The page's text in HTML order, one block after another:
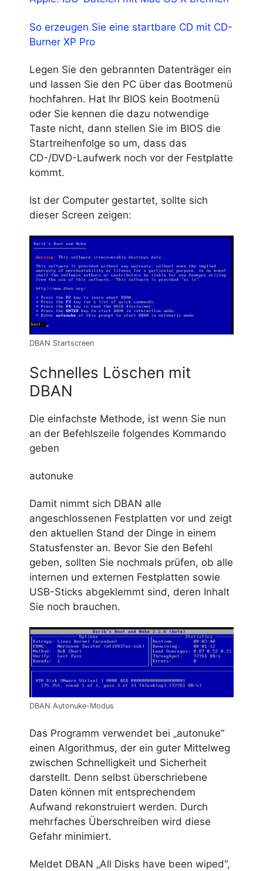
So erzeugen Sie eine startbare CD mit CD-
Burner XP Pro
Legen Sie den gebrannten Datenträger ein
und lassen Sie den PC über das Bootmenü
hochfahren. Hat Ihr BIOS kein Bootmenü
oder Sie kennen die dazu notwendige
Taste nicht, dann stellen Sie im BIOS die
Startreihenfolge so um, dass das
CD-/DVD-Laufwerk noch vor der Festplatte
kommt.
Ist der Computer gestartet, sollte sich
dieser Screen zeigen:
DBAN Startscreen
Schnelles Löschen mit
DBAN
Die einfachste Methode, ist wenn Sie nun
an der Befehlszeile folgendes Kommando
geben
autonuke
Damit nimmt sich DBAN alle
angeschlossenen Festplatten vor und zeigt
den aktuellen Stand der Dinge in einem
Statusfenster an. Bevor Sie den Befehl
geben, sollten Sie nochmals prüfen, ob alle
internen und externen Festplatten sowie
USB-Sticks abgeklemmt sind, deren Inhalt
Sie noch brauchen.
DBAN Autonuke-Modus
Das Programm verwendet bei „autonuke“
einen Algorithmus, der ein guter Mittelweg
zwischen Schnelligkeit und Sicherheit
darstellt. Denn selbst überschriebene
Daten können mit entsprechendem
Aufwand rekonstruiert werden. Durch
mehrfaches Überschreiben wird diese
Gefahr minimiert.
Meldet DBAN „All Disks have been wiped“,